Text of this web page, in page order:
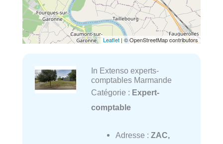
Leaflet | © OpenStreetMap contributors
In Extenso experts-
comptables Marmande
Catégorie : Expert-
comptable
Adresse : ZAC,